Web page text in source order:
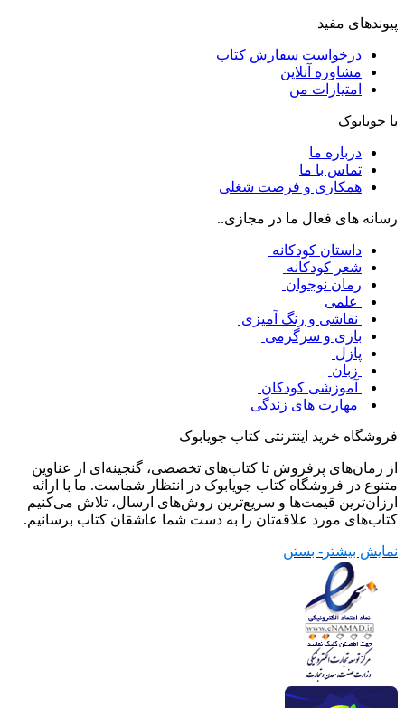
پیوندهای مفید
درخواست سفارش کتاب
مشاوره آنلاین
امتیازات من
با جویابوک
درباره ما
تماس با ما
همکاری و فرصت شغلی
رسانه های فعال ما در مجازی..
داستان کودکانه
شعر کودکانه
رمان نوجوان
علمی
نقاشی و رنگ آمیزی
بازی و سرگرمی
پازل
زبان
آموزشی کودکان
مهارت های زندگی
فروشگاه خرید اینترنتی کتاب جویابوک
از رمان‌های پرفروش تا کتاب‌های تخصصی، گنجینه‌ای از عناوین
متنوع در فروشگاه کتاب جویابوک در انتظار شماست. ما با ارائه
ارزان‌ترین قیمت‌ها و سریع‌ترین روش‌های ارسال، تلاش می‌کنیم
کتاب‌های مورد علاقه‌تان را به دست شما عاشقان کتاب برسانیم.
نمایش بیشتر - بستن